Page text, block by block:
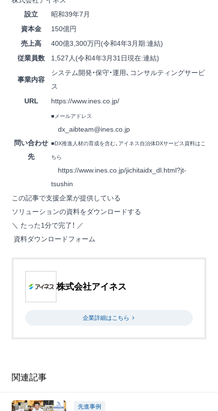
設立
昭和39年7月
資本金
150億円
売上高
400億3,300万円(令和4年3月期:連結)
従業員数
1,527人(令和4年3月31日現在:連結)
事業内容
システム開発・保守・運用、コンサルティングサービ
ス
URL
https://www.ines.co.jp/
問い合わせ
先
■メールアドレス
dx_aibteam@ines.co.jp
■DX推進人材の育成を含む、アイネス自治体DXサービス資料はこ
ちら
https://www.ines.co.jp/jichitaidx_dl.html?jt-
tsushin
この記事で支援企業が提供している
ソリューションの資料をダウンロードする
＼ たった1分で完了！ ／
資料ダウンロードフォーム
株式会社アイネス
企業詳細はこちら
関連記事
先進事例